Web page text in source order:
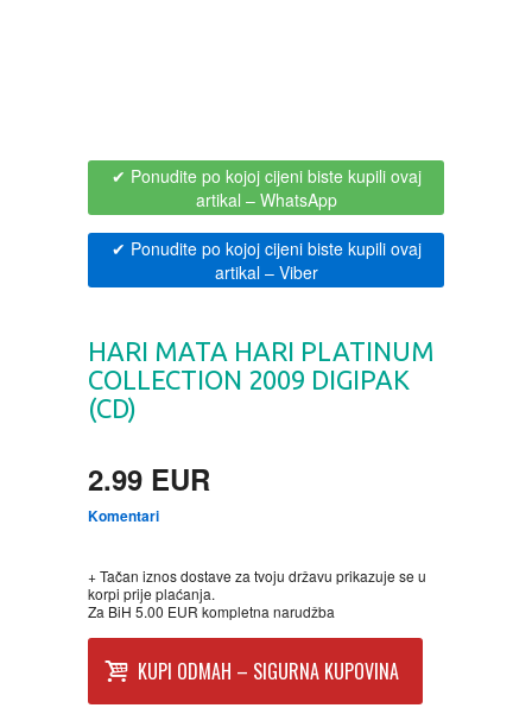
DRAMA
DRUSTVENA IGRA
EDUKATIVNI
EROTSKI
ESEJISTIKA
HOROR
INTERNET I RAČUNARI
100% PRIRODNO
✔ Ponudite po kojoj cijeni biste kupili ovaj
artikal – WhatsApp
✔ Ponudite po kojoj cijeni biste kupili ovaj
artikal– Viber
HARI MATA HARI PLATINUM
COLLECTION 2009 DIGIPAK
(CD)
2.99 EUR
Komentari
+ Tačan iznos dostave za tvoju državu prikazuje se u
korpi prije plaćanja.
Za BiH 5.00 EUR kompletna narudžba
KUPI ODMAH – SIGURNA KUPOVINA